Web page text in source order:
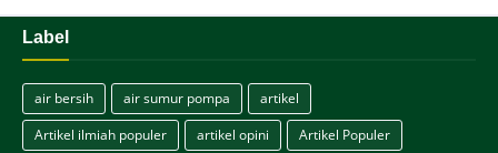
Label
air bersih air sumur pompa
artikel
Artikel ilmiah populer
artikel opini
Artikel Populer